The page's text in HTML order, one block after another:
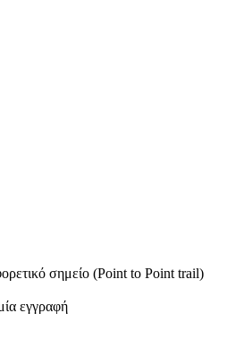
σημείο (Point to Point trail)
εγγραφή